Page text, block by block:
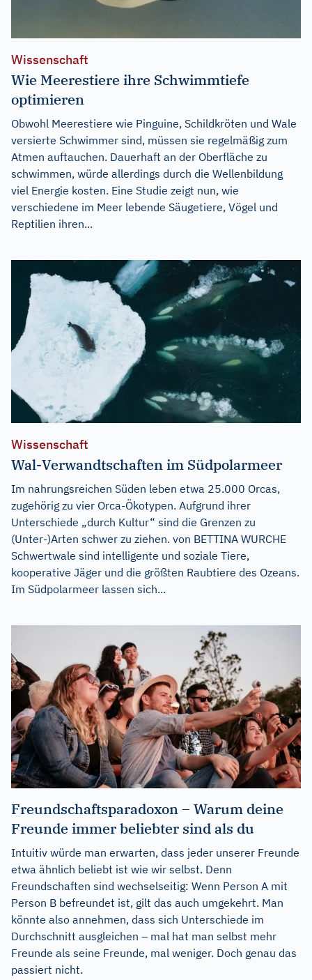
Wissenschaft
Wie Meerestiere ihre Schwimmtiefe
optimieren
Obwohl Meerestiere wie Pinguine, Schildkröten und Wale
versierte Schwimmer sind, müssen sie regelmäßig zum
Atmen auftauchen. Dauerhaft an der Oberfläche zu
schwimmen, würde allerdings durch die Wellenbildung
viel Energie kosten. Eine Studie zeigt nun, wie
verschiedene im Meer lebende Säugetiere, Vögel und
Reptilien ihren...
Wissenschaft
Wal-Verwandtschaften im Südpolarmeer
Im nahrungsreichen Süden leben etwa 25.000 Orcas,
zugehörig zu vier Orca-Ökotypen. Aufgrund ihrer
Unterschiede „durch Kultur“ sind die Grenzen zu
(Unter-)Arten schwer zu ziehen. von BETTINA WURCHE
Schwertwale sind intelligente und soziale Tiere,
kooperative Jäger und die größten Raubtiere des Ozeans.
Im Südpolarmeer lassen sich...
Freundschaftsparadoxon – Warum deine
Freunde immer beliebter sind als du
Intuitiv würde man erwarten, dass jeder unserer Freunde
etwa ähnlich beliebt ist wie wir selbst. Denn
Freundschaften sind wechselseitig: Wenn Person A mit
Person B befreundet ist, gilt das auch umgekehrt. Man
könnte also annehmen, dass sich Unterschiede im
Durchschnitt ausgleichen – mal hat man selbst mehr
Freunde als seine Freunde, mal weniger. Doch genau das
passiert nicht.